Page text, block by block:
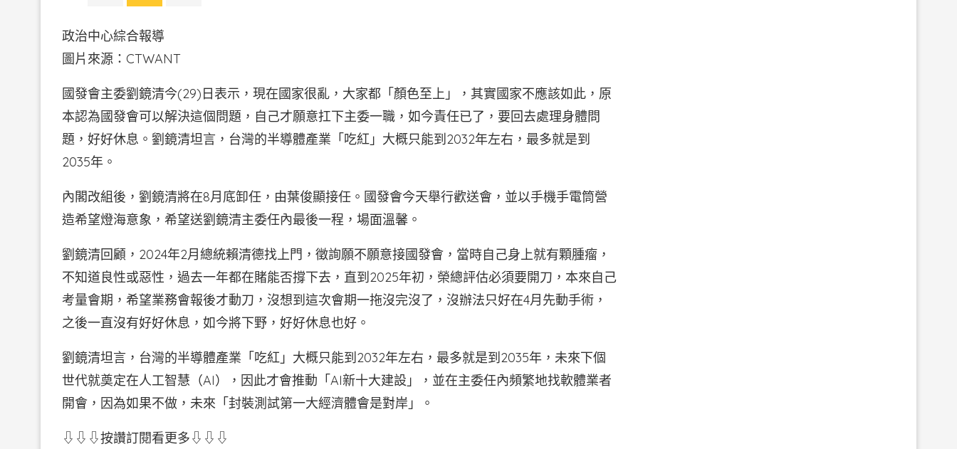
政治中心綜合報導
圖片來源：CTWANT
國發會主委劉鏡清今(29)日表示，現在國家很亂，大家都「顏色至上」，其實國家不應該如此，原
本認為國發會可以解決這個問題，自己才願意扛下主委一職，如今責任已了，要回去處理身體問
題，好好休息。劉鏡清坦言，台灣的半導體產業「吃紅」大概只能到2032年左右，最多就是到
2035年。
內閣改組後，劉鏡清將在8月底卸任，由葉俊顯接任。國發會今天舉行歡送會，並以手機手電筒營
造希望燈海意象，希望送劉鏡清主委任內最後一程，場面溫馨。
劉鏡清回顧，2024年2月總統賴清德找上門，徵詢願不願意接國發會，當時自己身上就有顆腫瘤，
不知道良性或惡性，過去一年都在賭能否撐下去，直到2025年初，榮總評估必須要開刀，本來自己
考量會期，希望業務會報後才動刀，沒想到這次會期一拖沒完沒了，沒辦法只好在4月先動手術，
之後一直沒有好好休息，如今將下野，好好休息也好。
劉鏡清坦言，台灣的半導體產業「吃紅」大概只能到2032年左右，最多就是到2035年，未來下個
世代就奠定在人工智慧（AI），因此才會推動「AI新十大建設」，並在主委任內頻繁地找軟體業者
開會，因為如果不做，未來「封裝測試第一大經濟體會是對岸」。
⇩⇩⇩按讚訂閱看更多⇩⇩⇩